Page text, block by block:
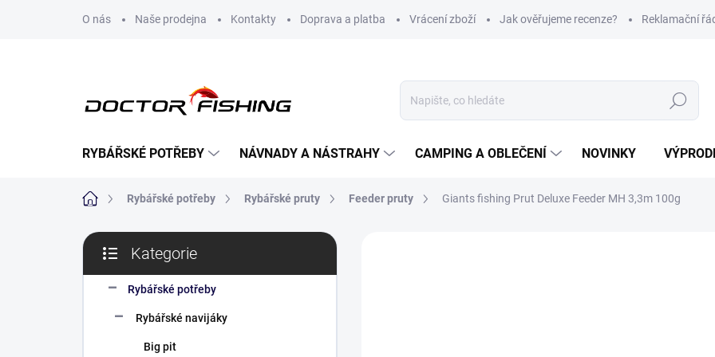
O nás Naše prodejna Kontakty Doprava a platba Vrácení zboží Jak ověřujeme recenze? Reklamační
Hledat
RYBÁŘSKÉ POTŘEBY NÁVNADY A NÁSTRAHY CAMPING A OBLEČENÍ NOVINKY
Domů Rybářské potřeby Rybářské pruty Feeder pruty Giants fishing Prut Deluxe Feeder MH 3,3m 100g
P
s
kategorie
Kategorie
Rybářské potřeby
Rybářské navijáky
Big pit